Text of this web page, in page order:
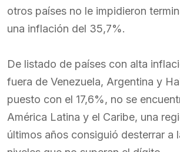
otros países no le impidieron
una inflación del 35,7%.
De listado de países con alta
fuera de Venezuela, Argentina y
puesto con el 17,6%, no se
América Latina y el Caribe, una
últimos años consiguió desterrar a